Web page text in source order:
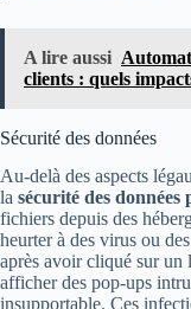
A lire aussi
clients : quels
Sécurité des données
Au-delà des aspects
la sécurité des données
fichiers depuis des
heurter à des virus ou
après avoir cliqué sur un
afficher des pop-ups
insupportable. Ces